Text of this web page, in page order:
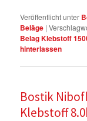
Veröffentlicht unter
Beläge |
Belag Klebstoff
hinterlassen
Bostik
Klebstoff